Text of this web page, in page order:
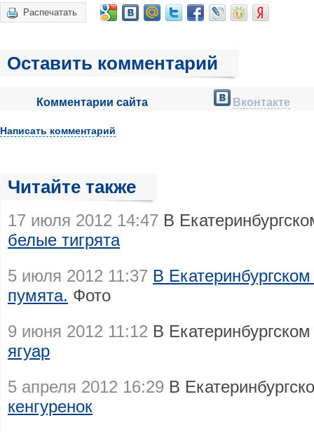
Распечатать
Оставить комментарий
Комментарии сайта Вконтакте
Написать комментарий
Читайте также
17 июля 2012 14:47 В
белые тигрята
5 июля 2012 11:37 В
пумята. Фото
9 июня 2012 11:12 В
ягуар
5 апреля 2012 16:29 В
кенгуренок